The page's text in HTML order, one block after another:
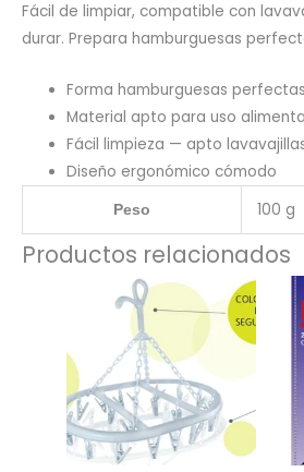
Fácil de limpiar, compatible con
durar. Prepara hamburguesas
Forma hamburguesas
Material apto para uso
Fácil limpieza — apto
Diseño ergonómico cómodo
Peso 100 g
Productos relacionados